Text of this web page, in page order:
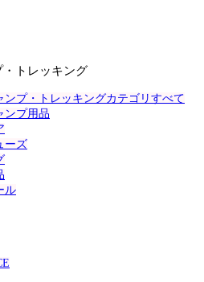
トレッキング
ンプ・トレッキングカテゴリすべて
ンプ用品
ーズ
ル